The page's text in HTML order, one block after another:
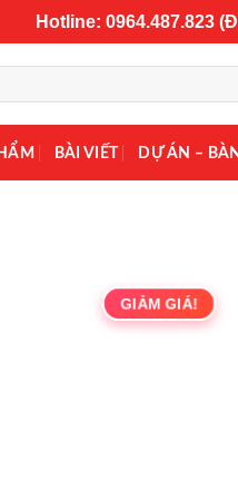
Hotline: 0964.487.823
BÀI VIẾT DỰ ÁN –
GIẢM GIÁ!